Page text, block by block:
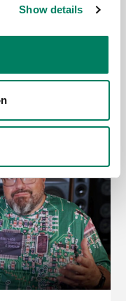
Show details
IP